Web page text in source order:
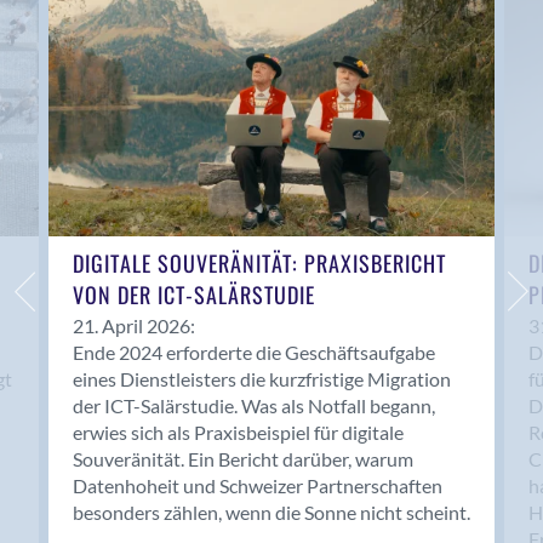
Anwil
Appenzell
Au SG
Baar
Baden
Balsthal
Balzers
Basel
Bassersdorf
Belp
Bendern
Benken (SG)
Bergdietikon
Berlin
Bern
Bern - Liebefeld
DIGITALE SOUVERÄNITÄT: PRAXISBERICHT
VON DER ICT-SALÄRSTUDIE
21. April 2026:
Ende 2024 erforderte die Geschäftsaufgabe
eines Dienstleisters die kurzfristige Migration
der ICT-Salärstudie. Was als Notfall begann,
erwies sich als Praxisbeispiel für digitale
Souveränität. Ein Bericht darüber, warum
Datenhoheit und Schweizer Partnerschaften
besonders zählen, wenn die Sonne nicht scheint.